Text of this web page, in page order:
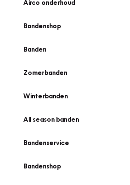
Airco onderhoud
Bandenshop
Banden
Zomerbanden
Winterbanden
All season banden
Bandenservice
Bandenshop